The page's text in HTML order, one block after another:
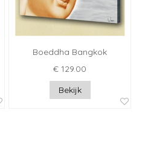
Boeddha Bangkok
€ 129.00
Bekijk